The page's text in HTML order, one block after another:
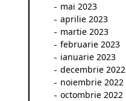
mai 2023
aprilie 2023
martie 2023
februarie 2023
ianuarie 2023
decembrie 2022
noiembrie 2022
octombrie 2022